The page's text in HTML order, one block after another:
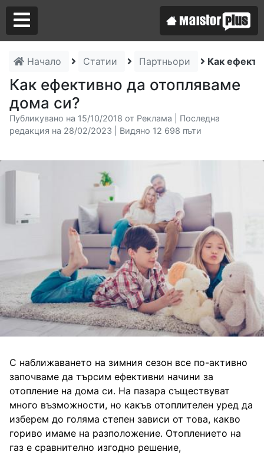
Начало Статии Партньори Как
Как ефективно да отопляваме
дома си?
Публикувано на 15/10/2018 от Реклама | Последна
редакция на 28/02/2023 | Видяно 12 698 пъти
С наближаването на зимния сезон все по-активно
започваме да търсим ефективни начини за
отопление на дома си. На пазара съществуват
много възможности, но какъв отоплителен уред да
изберем до голяма степен зависи от това, какво
гориво имаме на разположение. Отоплението на
газ е сравнително изгодно решение,
Аз съм майстор
Търся майстор